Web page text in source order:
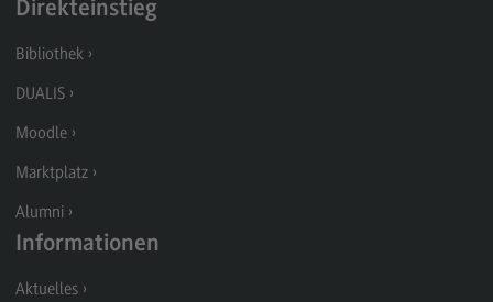
Modulangebot
Berufsperspektiven
Kontakt
Digital Business Management
Digital Business Management
Modulangebot
Direkteinstieg
Bibliothek
DUALIS
Moodle
Marktplatz
Alumni
Informationen
Aktuelles